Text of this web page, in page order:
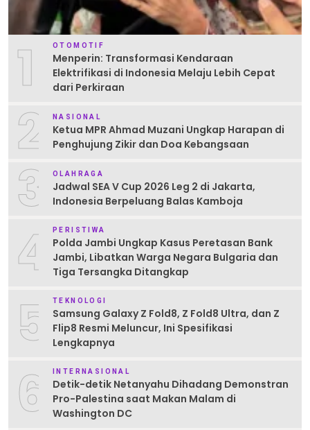
1 OTOMOTIF
Menperin: Transformasi Kendaraan
Elektrifikasi di Indonesia Melaju Lebih Cepat
dari Perkiraan
2 NASIONAL
Ketua MPR Ahmad Muzani Ungkap Harapan di
Penghujung Zikir dan Doa Kebangsaan
3 OLAHRAGA
Jadwal SEA V Cup 2026 Leg 2 di Jakarta,
Indonesia Berpeluang Balas Kamboja
4 PERISTIWA
Polda Jambi Ungkap Kasus Peretasan Bank
Jambi, Libatkan Warga Negara Bulgaria dan
Tiga Tersangka Ditangkap
5 TEKNOLOGI
Samsung Galaxy Z Fold8, Z Fold8 Ultra, dan Z
Flip8 Resmi Meluncur, Ini Spesifikasi
Lengkapnya
6 INTERNASIONAL
Detik-detik Netanyahu Dihadang Demonstran
Pro-Palestina saat Makan Malam di
Washington DC